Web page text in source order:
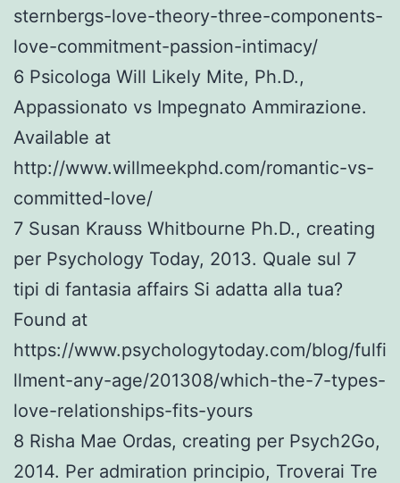
sternbergs-love-theory-three-components-
love-commitment-passion-intimacy/
6 Psicologa Will Likely Mite, Ph.D.,
Appassionato vs Impegnato Ammirazione.
Available at
http://www.willmeekphd.com/romantic-vs-
committed-love/
7 Susan Krauss Whitbourne Ph.D., creating
per Psychology Today, 2013. Quale sul 7
tipi di fantasia affairs Si adatta alla tua?
Found at
https://www.psychologytoday.com/blog/fulfi
llment-any-age/201308/which-the-7-types-
love-relationships-fits-yours
8 Risha Mae Ordas, creating per Psych2Go,
2014. Per admiration principio, Troverai Tre